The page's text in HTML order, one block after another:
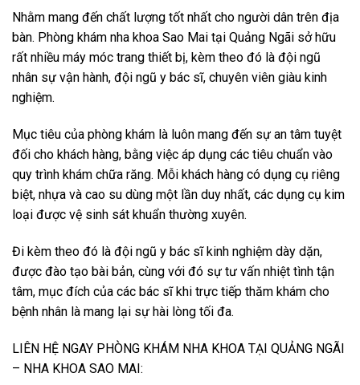
Nhằm mang đến chất lượng tốt nhất cho người dân trên địa
bàn. Phòng khám nha khoa Sao Mai tại Quảng Ngãi sở hữu
rất nhiều máy móc trang thiết bị, kèm theo đó là đội ngũ
nhân sự vận hành, đội ngũ y bác sĩ, chuyên viên giàu kinh
nghiệm.
Mục tiêu của phòng khám là luôn mang đến sự an tâm tuyệt
đối cho khách hàng, bằng việc áp dụng các tiêu chuẩn vào
quy trình khám chữa răng. Mỗi khách hàng có dụng cụ riêng
biệt, nhựa và cao su dùng một lần duy nhất, các dụng cụ kim
loại được vệ sinh sát khuẩn thường xuyên.
Đi kèm theo đó là đội ngũ y bác sĩ kinh nghiệm dày dặn,
được đào tạo bài bản, cùng với đó sự tư vấn nhiệt tình tận
tâm, mục đích của các bác sĩ khi trực tiếp thăm khám cho
bệnh nhân là mang lại sự hài lòng tối đa.
LIÊN HỆ NGAY PHÒNG KHÁM NHA KHOA TẠI QUẢNG NGÃI
– NHA KHOA SAO MAI: